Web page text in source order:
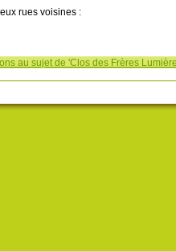
rues voisines :
au sujet de 'Clos des Frères